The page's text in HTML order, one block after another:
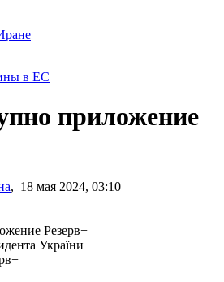
в ЕС
приложение
, 18 мая 2024, 03:10
України